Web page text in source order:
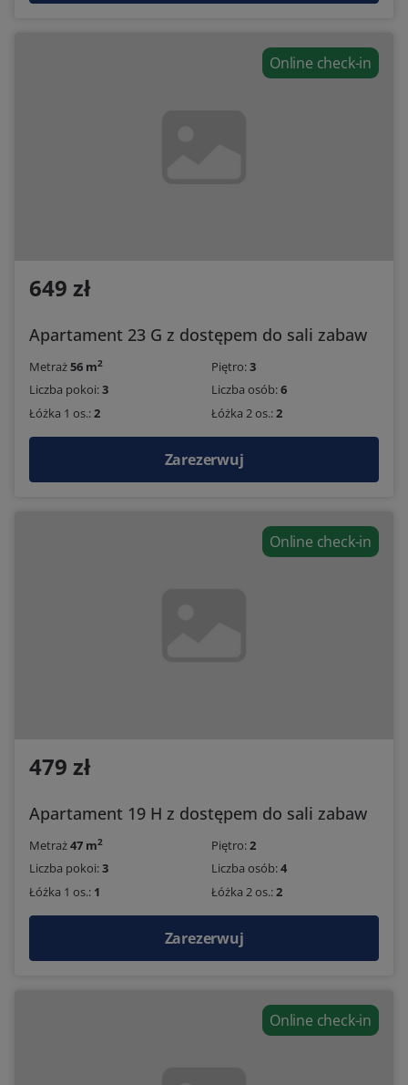
Online check-in
649 zł
Apartament 23 G z dostępem do sali zabaw
Metraż56 m2 Piętro:3
Liczba pokoi:3 Liczba osób:6
Łóżka 1 os.:2 Łóżka 2 os.:2
Zarezerwuj
Online check-in
479 zł
Apartament 19 H z dostępem do sali zabaw
Metraż47 m2 Piętro:2
Liczba pokoi:3 Liczba osób:4
Łóżka 1 os.: 1 Łóżka 2 os.:2
Zarezerwuj
Online check-in